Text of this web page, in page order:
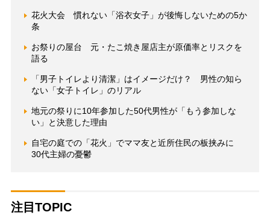
花火大会 慣れない「浴衣女子」が後悔しないための5か
条
お祭りの屋台 元・たこ焼き屋店主が原価率とリスクを
語る
「男子トイレより清潔」はイメージだけ？ 男性の知ら
ない「女子トイレ」のリアル
地元の祭りに10年参加した50代男性が「もう参加しな
い」と決意した理由
自宅の庭での「花火」でママ友と近所住民の板挟みに
30代主婦の憂鬱
注目TOPIC